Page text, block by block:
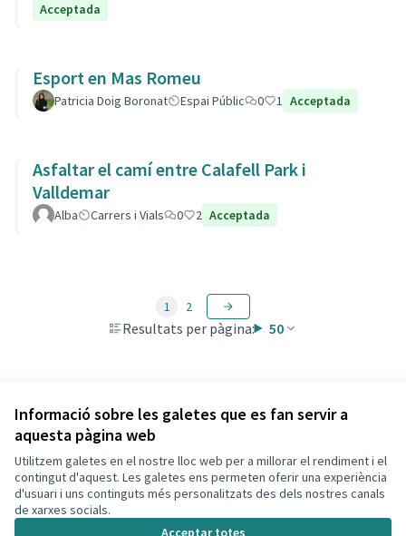
Informació sobre les galetes que es fan servir a
aquesta pàgina web
Utilitzem galetes en el nostre lloc web per a millorar el rendiment i el
contingut d'aquest. Les galetes ens permeten oferir una experiència
d'usuari i uns continguts més personalitzats des dels nostres canals
de xarxes socials.
Acceptar totes
Acceptada
Esport en Mas Romeu
Patricia Doig Boronat Espai Públic 0 1 Acceptada
Asfaltar el camí entre Calafell Park i
Valldemar
Alba Carrers i Vials 0 2 Acceptada
Resultats per pàgina: 50
1 2
Veure totes les propostes retirades
Termes i condicions d'ús
Configuració de les galetes
Decidim Calafell a X
(Enllaç extern)
Decidim Calafell a Facebook
Decidim Calafell a YouTube
Decidim Calafell a GitHub
(Enllaç extern)